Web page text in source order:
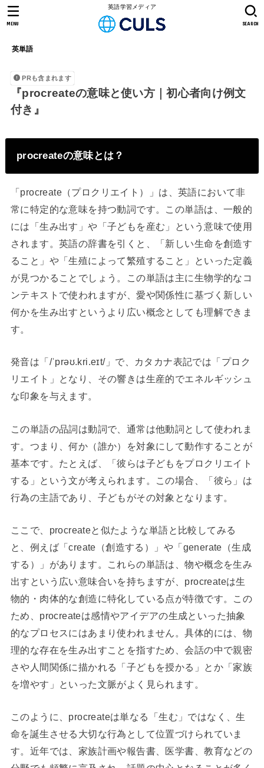
英語学習メディア
英単語
SEARCH
MENU
PRも含まれます
『procreateの意味と使い方｜初心者向け例文
付き』
procreateの意味とは？
「procreate（プロクリエイト）」は、英語において非
常に特定的な意味を持つ動詞です。この単語は、一般的
には「生み出す」や「子どもを産む」という意味で使用
されます。英語の辞書を引くと、「新しい生命を創造す
ること」や「生殖によって繁殖すること」といった定義
が見つかることでしょう。この単語は主に生物学的なコ
ンテキストで使われますが、愛や関係性に基づく新しい
何かを生み出すというより広い概念としても理解できま
す。
発音は「/ˈprəʊ.kri.eɪt/」で、カタカナ表記では「プロク
リエイト」となり、その響きは生産的でエネルギッシュ
な印象を与えます。
この単語の品詞は動詞で、通常は他動詞として使われま
す。つまり、何か（誰か）を対象にして動作することが
基本です。たとえば、「彼らは子どもをプロクリエイト
する」という文が考えられます。この場合、「彼ら」は
行為の主語であり、子どもがその対象となります。
ここで、procreateと似たような単語と比較してみる
と、例えば「create（創造する）」や「generate（生成
する）」があります。これらの単語は、物や概念を生み
出すという広い意味合いを持ちますが、procreateは生
物的・肉体的な創造に特化している点が特徴です。この
ため、procreateは感情やアイデアの生成といった抽象
的なプロセスにはあまり使われません。具体的には、物
理的な存在を生み出すことを指すため、会話の中で親密
さや人間関係に描かれる「子どもを授かる」とか「家族
を増やす」といった文脈がよく見られます。
このように、procreateは単なる「生む」ではなく、生
命を誕生させる大切な行為として位置づけられていま
す。近年では、家族計画や報告書、医学書、教育などの